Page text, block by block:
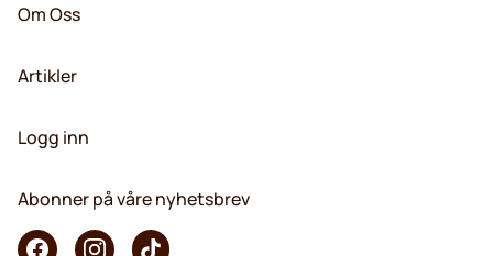
Om Oss
Artikler
Logg inn
Abonner på våre nyhetsbrev